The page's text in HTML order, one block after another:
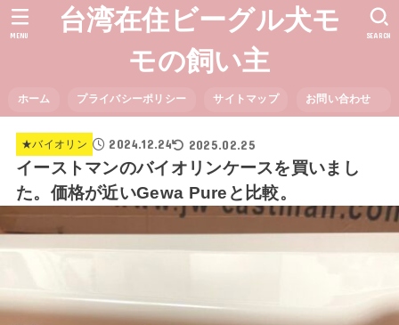
台湾在住ビーグル犬モ
モの飼い主
ホーム プライバシーポリシー サイトマップ お問い合わせ
SEARCH
MENU
★バイオリン 2024.12.24 2025.02.25
イーストマンのバイオリンケースを買いまし
た。価格が近いGewa Pureと比較。